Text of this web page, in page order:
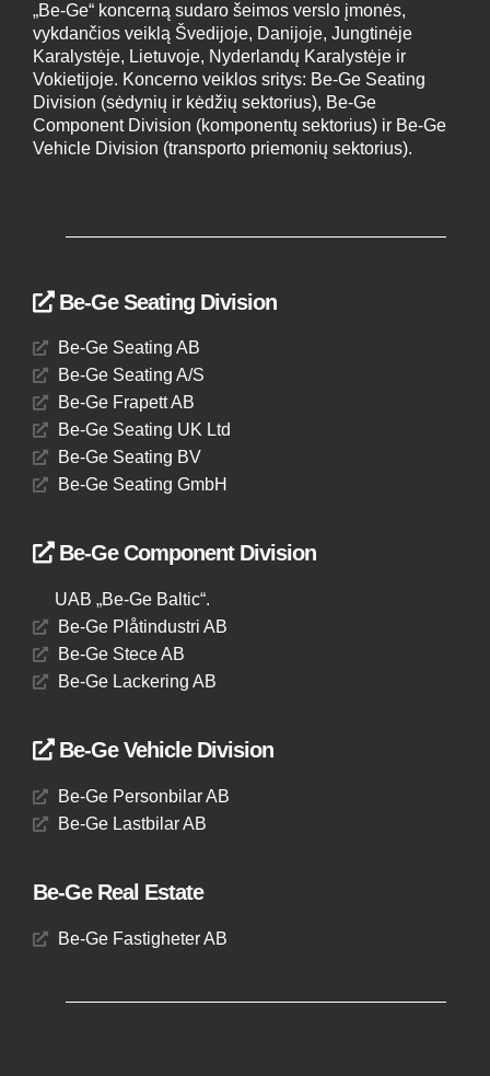
„Be-Ge“ koncerną sudaro šeimos verslo įmonės,
vykdančios veiklą Švedijoje, Danijoje, Jungtinėje
Karalystėje, Lietuvoje, Nyderlandų Karalystėje ir
Vokietijoje. Koncerno veiklos sritys: Be-Ge Seating
Division (sėdynių ir kėdžių sektorius), Be-Ge
Component Division (komponentų sektorius) ir Be-Ge
Vehicle Division (transporto priemonių sektorius).
Be-Ge Seating Division
Be-Ge Seating AB
Be-Ge Seating A/S
Be-Ge Frapett AB
Be-Ge Seating UK Ltd
Be-Ge Seating BV
Be-Ge Seating GmbH
Be-Ge Component Division
UAB „Be-Ge Baltic“.
Be-Ge Plåtindustri AB
Be-Ge Stece AB
Be-Ge Lackering AB
Be-Ge Vehicle Division
Be-Ge Personbilar AB
Be-Ge Lastbilar AB
Be-Ge Real Estate
Be-Ge Fastigheter AB